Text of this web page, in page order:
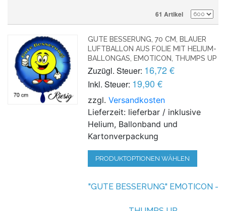
61 Artikel
GUTE BESSERUNG, 70 CM, BLAUER
LUFTBALLON AUS FOLIE MIT HELIUM-
BALLONGAS, EMOTICON, THUMPS UP
Zuzügl. Steuer: 16,72 €
Inkl. Steuer: 19,90 €
zzgl.Versandkosten
Lieferzeit: lieferbar / inklusive
Helium, Ballonband und
Kartonverpackung
PRODUKTOPTIONEN WÄHLEN
"GUTE BESSERUNG" EMOTICON -